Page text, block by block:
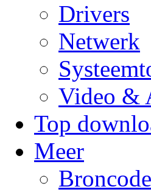
Drivers
Netwerk
Video &
Top
Meer